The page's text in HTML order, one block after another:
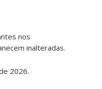
nos
inalteradas.
2026.